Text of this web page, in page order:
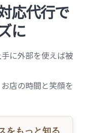
応代行で
に
に外部を使えば被
店の時間と笑顔を